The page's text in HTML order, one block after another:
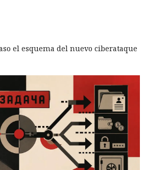
el esquema del nuevo ciberataque